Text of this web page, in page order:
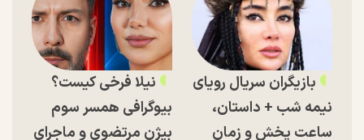
بازیگران سریال رویای
نیمه شب + داستان،
ساعت پخش و زمان
نیلا فرخی کیست؟
بیوگرافی همسر سوم
بیژن مرتضوی و ماجرای